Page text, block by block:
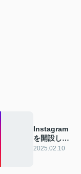
Instagram
を開設しま
した
2025.02.10